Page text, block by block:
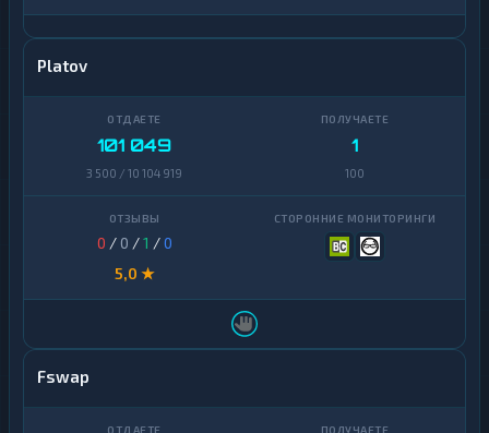
Platov
101 049
3 500 / 10 104 919
1
100
0 / 0 /1 /0
5,0 ★
Fswap